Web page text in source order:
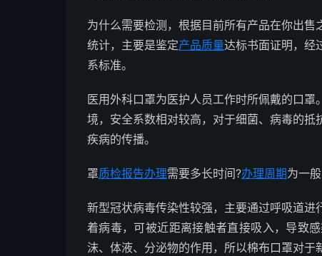
为什么需要检测，根据目前所有产品在你出
统计，主要是鉴定产品质量达标书面证明，经
系标准。
医用外科口罩为医护人员工作时所佩戴的口
境，安全系数相对较高，对于细菌、病毒的
疾病的传播。
罩质检报告办理需要多长时间?办理周期为一
新型冠状病毒传染性较强，主要通过呼吸道
着病毒，可被近距离接触者直接吸入，导致
沫、体液、分泌物的作用，所以棉布口罩对于